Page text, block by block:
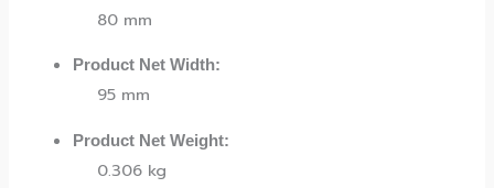
80 mm
Product Net Width:
95 mm
Product Net Weight:
0.306 kg